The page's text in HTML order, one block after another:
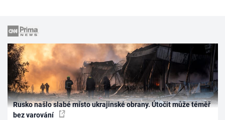
Rusko našlo slabé místo ukrajinské obrany. Útočit může téměř
bez varování